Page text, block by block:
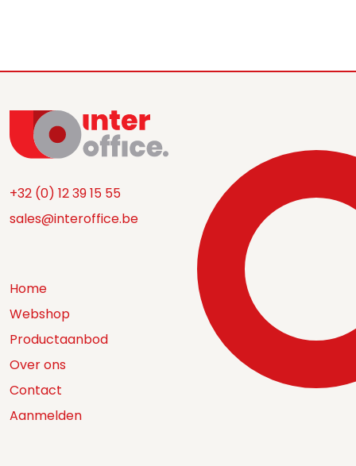
+32 (0) 12 39 15 55
sales@interoffice.be
Home
Webshop
Productaanbod
Over ons
Contact
Aanmelden